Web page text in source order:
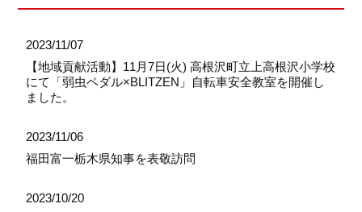
2023/11/07
【地域貢献活動】11月7日(火) 高根沢町立上高根沢小学校
にて「弱虫ペダル×BLITZEN」自転車安全教室を開催し
ました。
2023/11/06
福田富一栃木県知事を表敬訪問
2023/10/20